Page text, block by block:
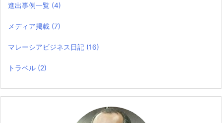
進出事例一覧 (4)
メディア掲載 (7)
マレーシアビジネス日記 (16)
トラベル (2)